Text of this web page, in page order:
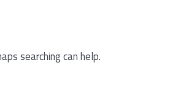
searching can help.